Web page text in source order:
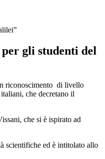
gli studenti del
riconoscimento di livello
che decretano il
, che si è ispirato ad
scientifiche ed è intitolato allo